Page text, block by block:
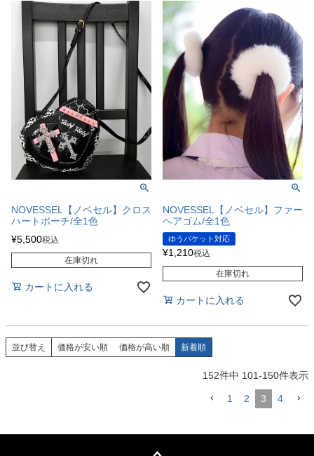
NOVESSEL【ノベセル】クロス
ハートポーチ/全1色
¥5,500税込
在庫切れ
カートに入れる
NOVESSEL【ノベセル】ファー
ヘアゴム/全1色
ゆうパケット対応
¥1,210税込
在庫切れ
カートに入れる
並び替え 価格が安い順 価格が高い順 新着順
152件中 101-150件表示
1 2 3 4